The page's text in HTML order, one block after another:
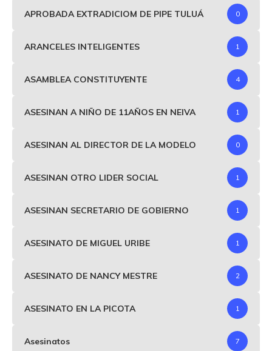
APROBADA EXTRADICIOM DE PIPE TULUÁ 0
ARANCELES INTELIGENTES 1
ASAMBLEA CONSTITUYENTE 4
ASESINAN A NIÑO DE 11AÑOS EN NEIVA 1
ASESINAN AL DIRECTOR DE LA MODELO 0
ASESINAN OTRO LIDER SOCIAL 1
ASESINAN SECRETARIO DE GOBIERNO 1
ASESINATO DE MIGUEL URIBE 1
ASESINATO DE NANCY MESTRE 2
ASESINATO EN LA PICOTA 1
Asesinatos 7